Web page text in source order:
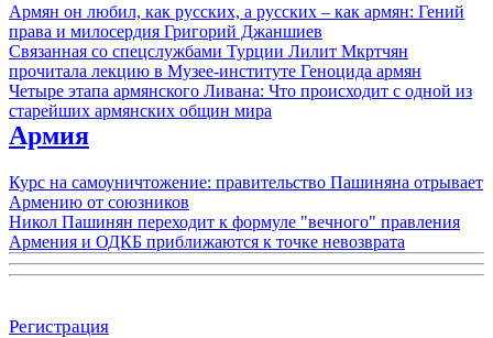
Армян он любил, как русских, а русских – как армян: Гений
права и милосердия Григорий Джаншиев
Связанная со спецслужбами Турции Лилит Мкртчян
прочитала лекцию в Музее-институте Геноцида армян
Четыре этапа армянского Ливана: Что происходит с одной из
старейших армянских общин мира
Армия
Курс на самоуничтожение: правительство Пашиняна отрывает
Армению от союзников
Никол Пашинян переходит к формуле "вечного" правления
Армения и ОДКБ приближаются к точке невозврата
Регистрация